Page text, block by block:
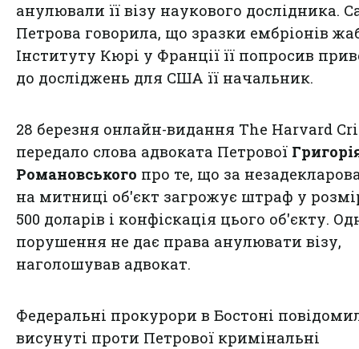
анулювали її візу наукового дослідника.
Петрова говорила, що зразки ембріонів
Інституту Кюрі у Франції її попросив
до досліджень для США її начальник.
28 березня онлайн-видання The Harvard
передало слова адвоката Петрової
Романовського про те, що за
на митниці об'єкт загрожує штраф у
500 доларів і конфіскація цього об'єкту.
порушення не дає права анулювати візу,
наголошував адвокат.
Федеральні прокурори в Бостоні
висунуті проти Петрової кримінальні